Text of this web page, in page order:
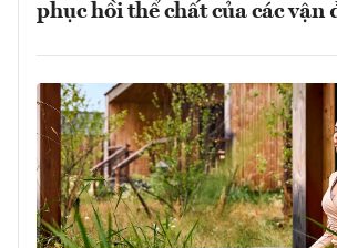
phục hồi thể chất của các vận